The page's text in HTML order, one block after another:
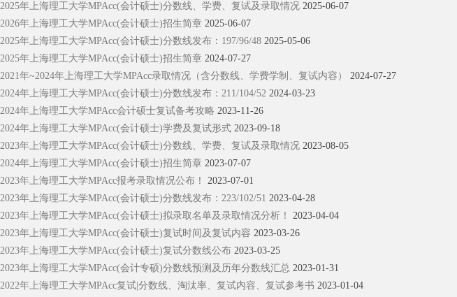
2025年上海理工大学MPAcc(会计硕士)分数线、学费、复试及录取情况 2025-06-07
2026年上海理工大学MPAcc(会计硕士)招生简章 2025-06-07
2025年上海理工大学MPAcc(会计硕士)分数线发布：197/96/48 2025-05-06
2025年上海理工大学MPAcc(会计硕士)招生简章 2024-07-27
2021年~2024年上海理工大学MPAcc录取情况（含分数线、学费学制、复试内容）
2024-07-27
2024年上海理工大学MPAcc(会计硕士)分数线发布：211/104/52 2024-03-23
2024年上海理工大学MPAcc会计硕士复试备考攻略 2023-11-26
2024年上海理工大学MPAcc(会计硕士)学费及复试形式 2023-09-18
2023年上海理工大学MPAcc(会计硕士)分数线、学费、复试及录取情况 2023-08-05
2024年上海理工大学MPAcc(会计硕士)招生简章 2023-07-07
2023年上海理工大学MPAcc报考录取情况公布！
2023-07-01
2023年上海理工大学MPAcc(会计硕士)分数线发布：223/102/51 2023-04-28
2023年上海理工大学MPAcc(会计硕士)拟录取名单及录取情况分析！
2023-04-04
2023年上海理工大学MPAcc(会计硕士)复试时间及复试内容 2023-03-26
2023年上海理工大学MPAcc(会计硕士)复试分数线公布 2023-03-25
2023年上海理工大学MPAcc(会计专硕)分数线预测及历年分数线汇总 2023-01-31
2022年上海理工大学MPAcc复试|分数线、淘汰率、复试内容、复试参考书 2023-01-04